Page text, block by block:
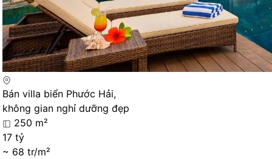
Bán villa biển Phước Hải,
không gian nghỉ dưỡng đẹp
250 m²
17 tỷ
~ 68 tr/m²